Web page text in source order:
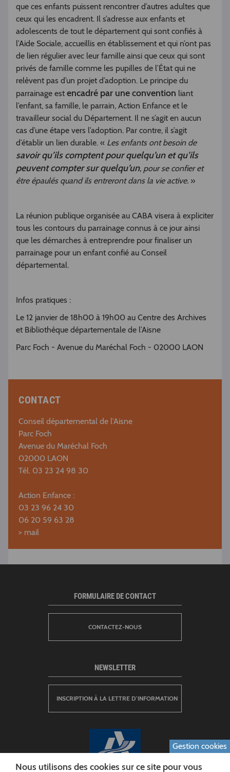
que ces enfants puissent rencontrer d’autres adultes que
ceux qui les encadrent. Il s’adresse aux enfants et
adolescents de tout le département qui sont confiés à
l’Aide Sociale, accueillis en établissement et qui n’ont pas
de lien régulier avec leur famille ainsi que ceux qui sont
privés de famille comme les pupilles de l’État qui ne
relèvent pas d’un projet d’adoption. Le principe du
parrainage est encadré par une convention liant
l’enfant, sa famille, le parrain, Action Enfance et le
travailleur social du Département. Il ne s’agit en aucun
cas d’une étape vers l’adoption. Par contre, il s’agit
d’établir un lien durable. « Les enfants ont besoin de
savoir qu’ils comptent pour quelqu’un et qu’ils
peuvent compter sur quelqu’un, pour se confier et
être épaulés quand ils entreront dans la vie active. »
La réunion publique organisée au CABA visera à expliciter
tous les contours du parrainage connus à ce jour ainsi
que les démarches à entreprendre pour finaliser un
parrainage pour un enfant confié au Conseil
départemental.
Infos pratiques :
Le 12 janvier de 18h00 à 19h00 au Centre des Archives
et Bibliothèque départementale de l’Aisne
Parc Foch - Avenue du Maréchal Foch - 02000 LAON
CONTACT
Conseil départemental de l'Aisne
Parc Foch
Avenue du Maréchal Foch
02000 LAON
Tél. 03 23 24 98 30
Action Enfance :
03 23 96 24 30
06 20 59 63 28
> mail
FORMULAIRE DE CONTACT
CONTACTEZ-NOUS
NEWSLETTER
INSCRIPTION À LA LETTRE D’INFORMATION
Gestion cookies
Nous utilisons des cookies sur ce site pour vous